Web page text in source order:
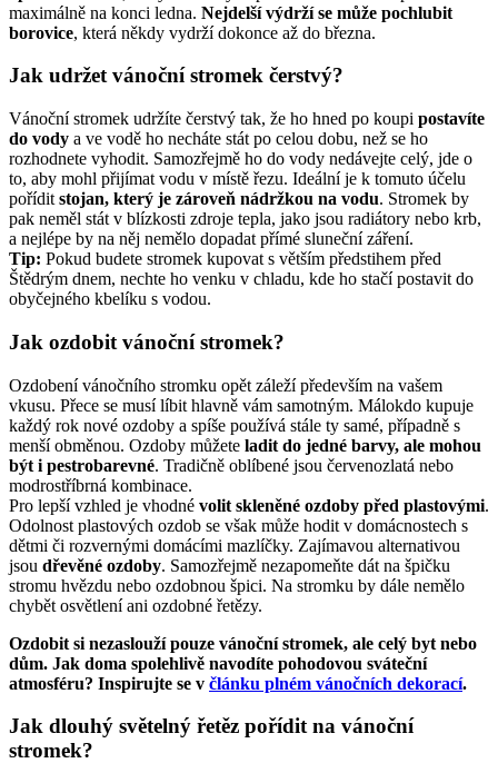
maximálně na konci ledna. Nejdelší výdrží se může pochlubit
borovice, která někdy vydrží dokonce až do března.
Jak udržet vánoční stromek čerstvý?
Vánoční stromek udržíte čerstvý tak, že ho hned po koupi postavíte
do vody a ve vodě ho necháte stát po celou dobu, než se ho
rozhodnete vyhodit. Samozřejmě ho do vody nedávejte celý, jde o
to, aby mohl přijímat vodu v místě řezu. Ideální je k tomuto účelu
pořídit stojan, který je zároveň nádržkou na vodu. Stromek by
pak neměl stát v blízkosti zdroje tepla, jako jsou radiátory nebo krb,
a nejlépe by na něj nemělo dopadat přímé sluneční záření.
Tip: Pokud budete stromek kupovat s větším předstihem před
Štědrým dnem, nechte ho venku v chladu, kde ho stačí postavit do
obyčejného kbelíku s vodou.
Jak ozdobit vánoční stromek?
Ozdobení vánočního stromku opět záleží především na vašem
vkusu. Přece se musí líbit hlavně vám samotným. Málokdo kupuje
každý rok nové ozdoby a spíše používá stále ty samé, případně s
menší obměnou. Ozdoby můžete ladit do jedné barvy, ale mohou
být i pestrobarevné. Tradičně oblíbené jsou červenozlatá nebo
modrostříbrná kombinace.
Pro lepší vzhled je vhodné volit skleněné ozdoby před plastovými.
Odolnost plastových ozdob se však může hodit v domácnostech s
dětmi či rozvernými domácími mazlíčky. Zajímavou alternativou
jsou dřevěné ozdoby. Samozřejmě nezapomeňte dát na špičku
stromu hvězdu nebo ozdobnou špici. Na stromku by dále nemělo
chybět osvětlení ani ozdobné řetězy.
Ozdobit si nezaslouží pouze vánoční stromek, ale celý byt nebo
dům. Jak doma spolehlivě navodíte pohodovou sváteční
atmosféru? Inspirujte se v článku plném vánočních dekorací.
Jak dlouhý světelný řetěz pořídit na vánoční
stromek?